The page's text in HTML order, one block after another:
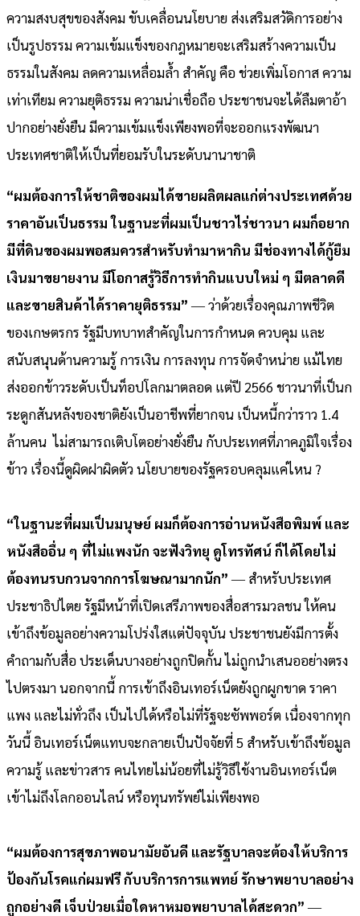
ความสงบสุขของสังคม ขับเคลื่อนนโยบาย ส่งเสริมสวัดิการอย่าง
เป็นรูปธรรม ความเข้มแข็งของกฎหมายจะเสริมสร้างความเป็น
ธรรมในสังคม ลดความเหลื่อมล้ำ สำคัญ คือ ช่วยเพิ่มโอกาส ความ
เท่าเทียม ความยุติธรรม ความน่าเชื่อถือ ประชาชนจะได้ลืมตาอ้า
ปากอย่างยั่งยืน มีความเข้มแข็งเพียงพอที่จะออกแรงพัฒนา
ประเทศชาติให้เป็นที่ยอมรับในระดับนานาชาติ
“ผมต้องการให้ชาติของผมได้ขายผลิตผลแก่ต่างประเทศด้วย
ราคาอันเป็นธรรม ในฐานะที่ผมเป็นชาวไร่ชาวนา ผมก็อยาก
มีที่ดินของผมพอสมควรสำหรับทำมาหากิน มีช่องทางได้กู้ยืม
เงินมาขยายงาน มีโอกาสรู้วิธีการทำกินแบบใหม่ ๆ มีตลาดดี
และขายสินค้าได้ราคายุติธรรม” ― ว่าด้วยเรื่องคุณภาพชีวิต
ของเกษตรกร รัฐมีบทบาทสำคัญในการกำหนด ควบคุม และ
สนับสนุนด้านความรู้ การเงิน การลงทุน การจัดจำหน่าย แม้ไทย
ส่งออกข้าวระดับเป็นท็อปโลกมาตลอด แต่ปี 2566 ชาวนาที่เป็นก
ระดูกสันหลังของชาติยังเป็นอาชีพที่ยากจน เป็นหนี้กว่าราว 1.4
ล้านคน ไม่สามารถเติบโตอย่างยั่งยืน กับประเทศที่ภาคภูมิใจเรื่อง
ข้าว เรื่องนี้ดูผิดฝาผิดตัว นโยบายของรัฐครอบคลุมแค่ไหน ?
“ในฐานะที่ผมเป็นมนุษย์ ผมก็ต้องการอ่านหนังสือพิมพ์ และ
หนังสืออื่น ๆ ที่ไม่แพงนัก จะฟังวิทยุ ดูโทรทัศน์ ก็ได้โดยไม่
ต้องทนรบกวนจากการโฆษณามากนัก” ― สำหรับประเทศ
ประชาธิปไตย รัฐมีหน้าที่เปิดเสรีภาพของสื่อสารมวลชน ให้คน
เข้าถึงข้อมูลอย่างความโปร่งใสแต่ปัจจุบัน ประชาชนยังมีการตั้ง
คำถามกับสื่อ ประเด็นบางอย่างถูกปิดกั้น ไม่ถูกนำเสนออย่างตรง
ไปตรงมา นอกจากนี้ การเข้าถึงอินเทอร์เน็ตยังถูกผูกขาด ราคา
แพง และไม่ทั่วถึง เป็นไปได้หรือไม่ที่รัฐจะซัพพอร์ต เนื่องจากทุก
วันนี้ อินเทอร์เน็ตแทบจะกลายเป็นปัจจัยที่ 5 สำหรับเข้าถึงข้อมูล
ความรู้ และข่าวสาร คนไทยไม่น้อยที่ไม่รู้วิธีใช้งานอินเทอร์เน็ต
เข้าไม่ถึงโลกออนไลน์ หรือทุนทรัพย์ไม่เพียงพอ
“ผมต้องการสุขภาพอนามัยอันดี และรัฐบาลจะต้องให้บริการ
ป้องกันโรคแก่ผมฟรี กับบริการการแพทย์ รักษาพยาบาลอย่าง
ถูกอย่างดี เจ็บป่วยเมื่อใดหาหมอพยาบาลได้สะดวก” ―